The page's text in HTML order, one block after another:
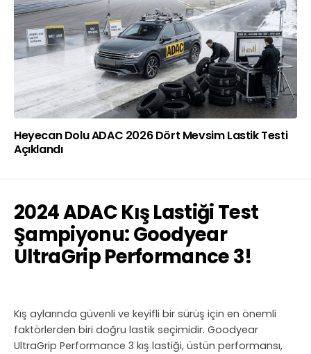
Heyecan Dolu ADAC 2026 Dört Mevsim Lastik Testi
Açıklandı
2024 ADAC Kış Lastiği Test
Şampiyonu: Goodyear
UltraGrip Performance 3!
Kış aylarında güvenli ve keyifli bir sürüş için en önemli
faktörlerden biri doğru lastik seçimidir. Goodyear
UltraGrip Performance 3 kış lastiği, üstün performansı,